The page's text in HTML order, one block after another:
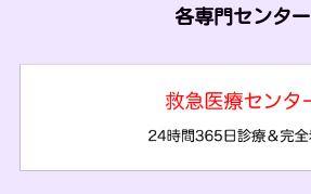
各専門センター